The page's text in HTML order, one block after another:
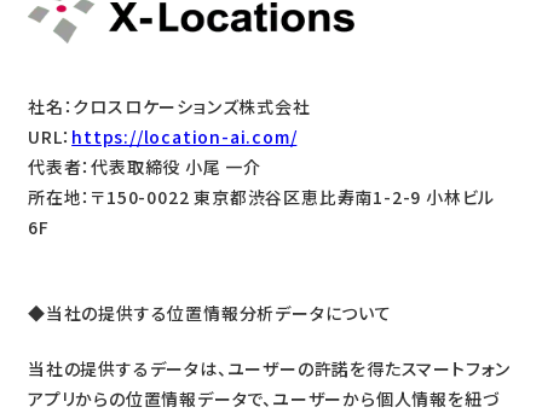
社名：クロスロケーションズ株式会社
URL： https://location-ai.com/
代表者：代表取締役 小尾 一介
所在地：〒150-0022 東京都渋谷区恵比寿南1-2-9 小林ビル
6F
◆当社の提供する位置情報分析データについて
当社の提供するデータは、ユーザーの許諾を得たスマートフォン
アプリからの位置情報データで、ユーザーから個人情報を紐づ